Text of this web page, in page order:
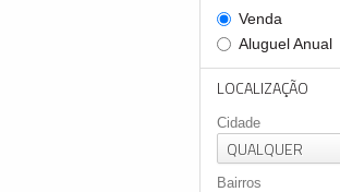
Venda
Aluguel Anual
LOCALIZAÇÃO
Cidade
QUALQUER
Bairros